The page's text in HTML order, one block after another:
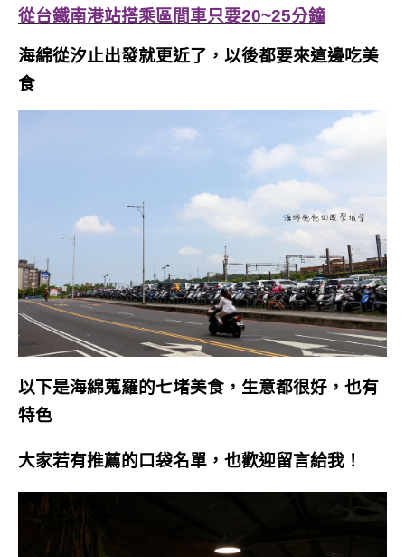
從台鐵南港站搭乘區間車只要20~25分鐘
海綿從汐止出發就更近了，以後都要來這邊吃美
食
以下是海綿蒐羅的七堵美食，生意都很好，也有
特色
大家若有推薦的口袋名單，也歡迎留言給我！